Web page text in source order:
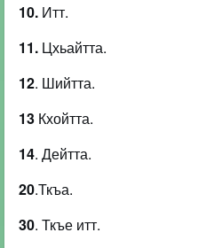
10. Итт.
11. Цхьайтта.
12. Шийтта.
13 Кхойтта.
14. Дейтта.
20.Ткъа.
30. Ткъе итт.